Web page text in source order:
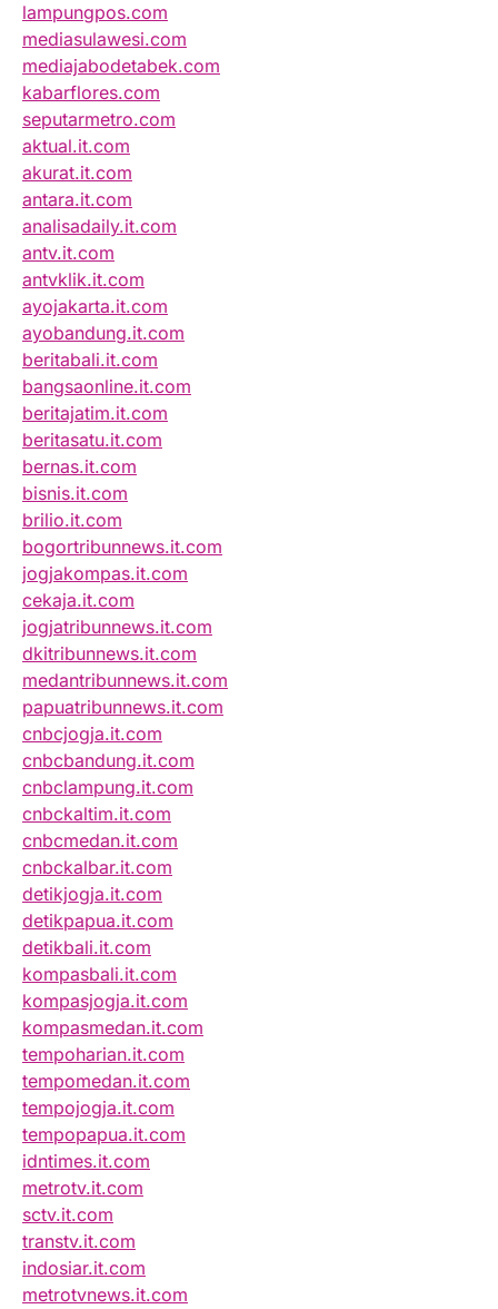
lampungpos.com
mediasulawesi.com
mediajabodetabek.com
kabarflores.com
seputarmetro.com
aktual.it.com
akurat.it.com
antara.it.com
analisadaily.it.com
antv.it.com
antvklik.it.com
ayojakarta.it.com
ayobandung.it.com
beritabali.it.com
bangsaonline.it.com
beritajatim.it.com
beritasatu.it.com
bernas.it.com
bisnis.it.com
brilio.it.com
bogortribunnews.it.com
jogjakompas.it.com
cekaja.it.com
jogjatribunnews.it.com
dkitribunnews.it.com
medantribunnews.it.com
papuatribunnews.it.com
cnbcjogja.it.com
cnbcbandung.it.com
cnbclampung.it.com
cnbckaltim.it.com
cnbcmedan.it.com
cnbckalbar.it.com
detikjogja.it.com
detikpapua.it.com
detikbali.it.com
kompasbali.it.com
kompasjogja.it.com
kompasmedan.it.com
tempoharian.it.com
tempomedan.it.com
tempojogja.it.com
tempopapua.it.com
idntimes.it.com
metrotv.it.com
sctv.it.com
transtv.it.com
indosiar.it.com
metrotvnews.it.com